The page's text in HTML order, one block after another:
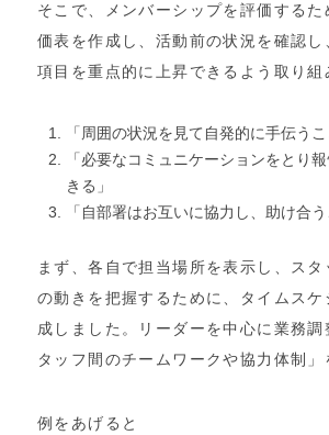
そこで、メンバーシップを評価するた
価表を作成し、活動前の状況を確認
項目を重点的に上昇できるよう取り組
「周囲の状況を見て自発的に手伝うこ
「必要なコミュニケーションをとり
きる」
「自部署はお互いに協力し、助け合う
まず、各自で担当場所を表示し、ス
の動きを把握するために、タイムスケ
成しました。リーダーを中心に業務調
タッフ間のチームワークや協力体制」
例をあげると